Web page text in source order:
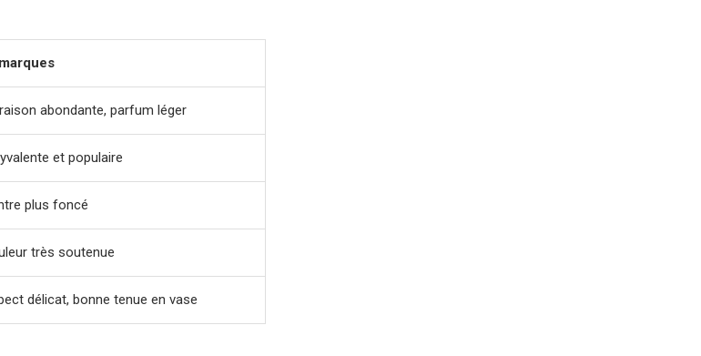
abondante, parfum léger
et populaire
plus foncé
très soutenue
délicat, bonne tenue en vase